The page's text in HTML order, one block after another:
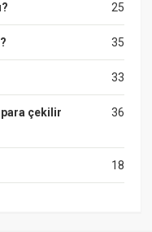
25
35
33
36
çekilir
18